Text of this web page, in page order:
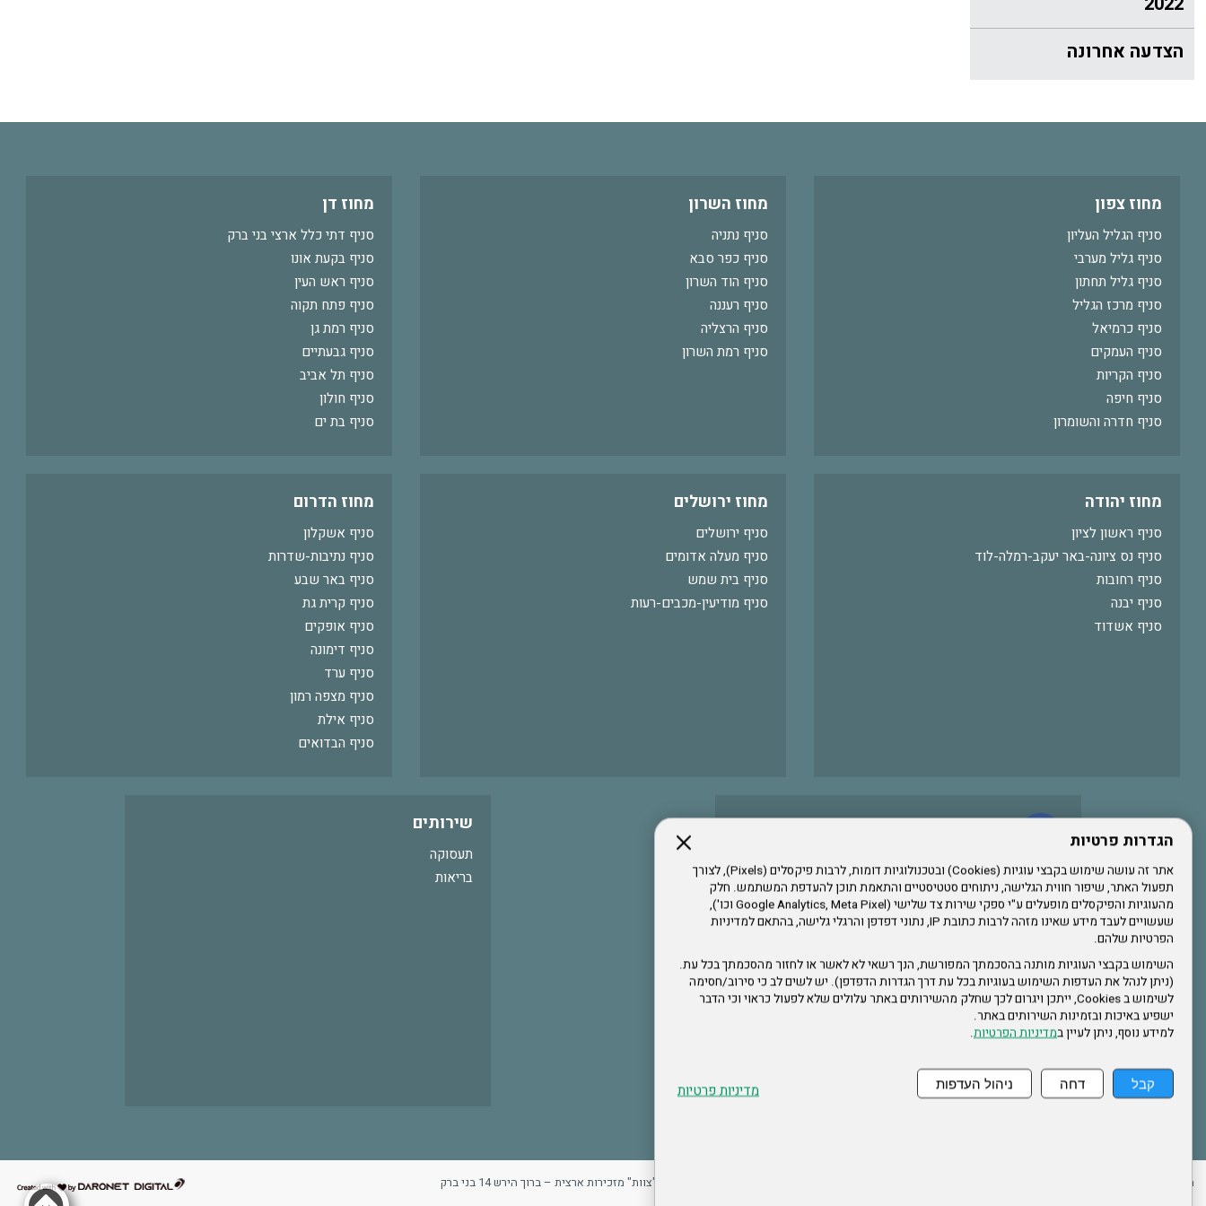
הגדרות פרטיות
אתר זה עושה שימוש בקבצי עוגיות (Cookies) ובטכנולוגיות דומות, לרבות פיקסלים (Pixels), לצורך
תפעול האתר, שיפור חווית הגלישה, ניתוחים סטטיסטיים והתאמת תוכן להעדפת המשתמש. חלק
מהעוגיות והפיקסלים מופעלים ע"י ספקי שירות צד שלישי (Google Analytics, Meta Pixel וכו'),
שעשויים לעבד מידע שאינו מזהה לרבות כתובת IP, נתוני דפדפן והרגלי גלישה, בהתאם למדיניות
הפרטיות שלהם.
השימוש בקבצי העוגיות מותנה בהסכמתך המפורשת, הנך רשאי לא לאשר או לחזור מהסכמתך בכל עת.
(ניתן לנהל את העדפות השימוש בעוגיות בכל עת דרך הגדרות הדפדפן). יש לשים לב כי סירוב/חסימה
לשימוש ב Cookies, ייתכן ויגרום לכך שחלק מהשירותים באתר עלולים שלא לפעול כראוי וכי הדבר
ישפיע באיכות ובזמינות השירותים באתר.
למידע נוסף, ניתן לעיין במדיניות הפרטיות.
קבל דחה ניהול העדפות מדיניות פרטיות
הצדעה אחרונה
מחוז צפון
סניף הגליל העליון
סניף גליל מערבי
סניף גליל תחתון
סניף מרכז הגליל
סניף כרמיאל
סניף העמקים
סניף הקריות
סניף חיפה
סניף חדרה והשומרון
מחוז השרון
סניף נתניה
סניף כפר סבא
סניף הוד השרון
סניף רעננה
סניף הרצליה
סניף רמת השרון
מחוז דן
סניף דתי כלל ארצי בני ברק
סניף בקעת אונו
סניף ראש העין
סניף פתח תקוה
סניף רמת גן
סניף גבעתיים
סניף תל אביב
סניף חולון
סניף בת ים
מחוז יהודה
סניף ראשון לציון
סניף נס ציונה-באר יעקב-רמלה-לוד
סניף רחובות
סניף יבנה
סניף אשדוד
מחוז ירושלים
סניף ירושלים
סניף מעלה אדומים
סניף בית שמש
סניף מודיעין-מכבים-רעות
מחוז הדרום
סניף אשקלון
סניף נתיבות-שדרות
סניף באר שבע
סניף קרית גת
סניף אופקים
סניף דימונה
סניף ערד
סניף מצפה רמון
סניף אילת
סניף הבדואים
הרשמו לערוץ היוטיוב שלנו
אתר צה"ל
שירותים
תעסוקה
בריאות
ההזמנות שלי ארגון "צוות" מזכירות ארצית – ברוך הירש 14 בני ברק